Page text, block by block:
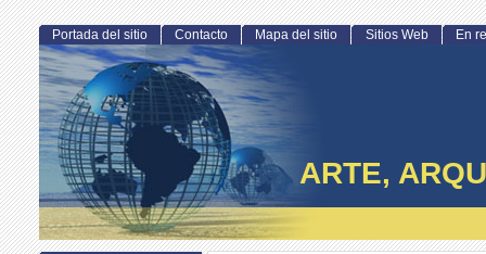
ARTE,
Portada del sitio Contacto Mapa del sitio Sitios Web En